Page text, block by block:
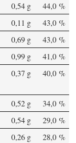
0,54 g
44,0 %
0,11 g
43,0 %
0,69 g
43,0 %
0,99 g
41,0 %
0,37 g 40,0 %
0,52 g
34,0 %
0,54 g
29,0 %
0,26 g 28,0 %